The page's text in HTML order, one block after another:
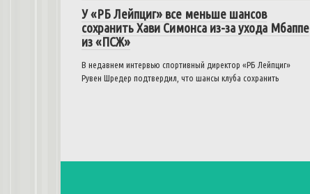
У «РБ Лейпциг» все меньше шансов
сохранить Хави Симонса из-за ухода Мбаппе
из «ПСЖ»
В недавнем интервью спортивный директор «РБ Лейпциг»
Рувен Шредер подтвердил, что шансы клуба сохранить